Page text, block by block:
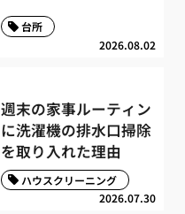
2026.08.02
台所
週末の家事ルーティン
に洗濯機の排水口掃除
を取り入れた理由
2026.07.30
ハウスクリーニング